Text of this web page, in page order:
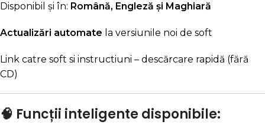
Disponibil și în: Română, Engleză și Maghiară
Actualizări automate la versiunile noi de soft
Link catre soft si instructiuni – descărcare rapidă (fără
CD)
🧠 Funcții inteligente disponibile: